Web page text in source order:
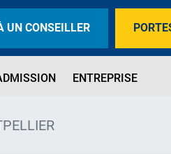
UN CONSEILLER
ENTREPRISE